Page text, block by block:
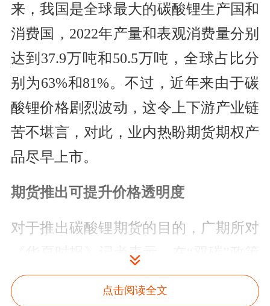
来，我国是全球最大的碳酸锂生产国和
消费国，2022年产量和表观消费量分别
达到37.9万吨和50.5万吨，全球占比分
别为63%和81%。不过，近年来由于碳
酸锂价格剧烈波动，这令上下游产业链
苦不堪言，对此，业内热盼期货期权产
品尽早上市。
期货推出可提升价格透明度
对于推出碳酸锂期货的目的，广期所对
《华夏时报》记者表示，在“双碳”政策
背景下，中国新能源产业迅速发展，市
场对锂资源的关注度日益提升。从战略
点击阅读全文